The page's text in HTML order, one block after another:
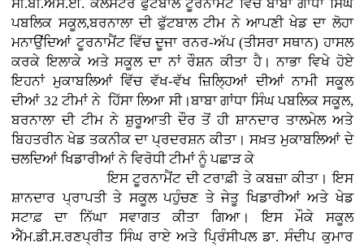
ਸੀ.ਬੀ.ਐੱਸ.ਈ. ਕਲਸਟਰ ਫੁੱਟਬਾਲ ਟੂਰਨਾਮੈਂਟ ਵਿੱਚ ਬਾਬਾ ਗਾਂਧਾ ਸਿੰਘ
ਪਬਲਿਕ ਸਕੂਲ,ਬਰਨਾਲਾ ਦੀ ਫੁੱਟਬਾਲ ਟੀਮ ਨੇ ਆਪਣੀ ਖੇਡ ਦਾ ਲੋਹਾ
ਮਨਾਉਂਦਿਆਂ ਟੂਰਨਾਮੈਂਟ ਵਿੱਚ ਦੂਜਾ ਰਨਰ-ਅੱਪ (ਤੀਸਰਾ ਸਥਾਨ) ਹਾਸਲ
ਕਰਕੇ ਇਲਾਕੇ ਅਤੇ ਸਕੂਲ ਦਾ ਨਾਂ ਰੌਸ਼ਨ ਕੀਤਾ ਹੈ। ਨਾਭਾ ਵਿਖੇ ਹੋਏ
ਇਹਨਾਂ ਮੁਕਾਬਲਿਆਂ ਵਿੱਚ ਵੱਖ-ਵੱਖ ਜ਼ਿਲ੍ਹਿਆਂ ਦੀਆਂ ਨਾਮੀ ਸਕੂਲ
ਦੀਆਂ 32 ਟੀਮਾਂ ਨੇ ਹਿੱਸਾ ਲਿਆ ਸੀ।ਬਾਬਾ ਗਾਂਧਾ ਸਿੰਘ ਪਬਲਿਕ ਸਕੂਲ,
ਬਰਨਾਲਾ ਦੀ ਟੀਮ ਨੇ ਸ਼ੁਰੂਆਤੀ ਦੌਰ ਤੋਂ ਹੀ ਸ਼ਾਨਦਾਰ ਤਾਲਮੇਲ ਅਤੇ
ਬਿਹਤਰੀਨ ਖੇਡ ਤਕਨੀਕ ਦਾ ਪ੍ਰਦਰਸ਼ਨ ਕੀਤਾ। ਸਖ਼ਤ ਮੁਕਾਬਲਿਆਂ ਦੇ
ਚਲਦਿਆਂ ਖਿਡਾਰੀਆਂ ਨੇ ਵਿਰੋਧੀ ਟੀਮਾਂ ਨੂੰ ਪਛਾੜ ਕੇ
ਇਸ ਟੂਰਨਾਮੈਂਟ ਦੀ ਟਰਾਫ਼ੀ ਤੇ ਕਬਜ਼ਾ ਕੀਤਾ। ਇਸ
ਸ਼ਾਨਦਾਰ ਪ੍ਰਾਪਤੀ ਤੇ ਸਕੂਲ ਪਹੁੰਚਣ ਤੇ ਜੇਤੂ ਖਿਡਾਰੀਆਂ ਅਤੇ ਖੇਡ
ਸਟਾਫ਼ ਦਾ ਨਿੱਘਾ ਸਵਾਗਤ ਕੀਤਾ ਗਿਆ। ਇਸ ਮੌਕੇ ਸਕੂਲ
ਐੱਮ.ਡੀ.ਸ.ਰਣਪ੍ਰੀਤ ਸਿੰਘ ਰਾਏ ਅਤੇ ਪ੍ਰਿੰਸੀਪਲ ਡਾ. ਸੰਦੀਪ ਕੁਮਾਰ